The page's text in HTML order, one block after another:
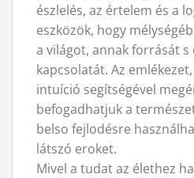
észlelés, az értelem és a
eszközök, hogy
a világot, annak forrását s
kapcsolatát. Az
intuíció segítségével
befogadhatjuk a
belso fejlodésre
látszó eroket.
Mivel a tudat az élethez